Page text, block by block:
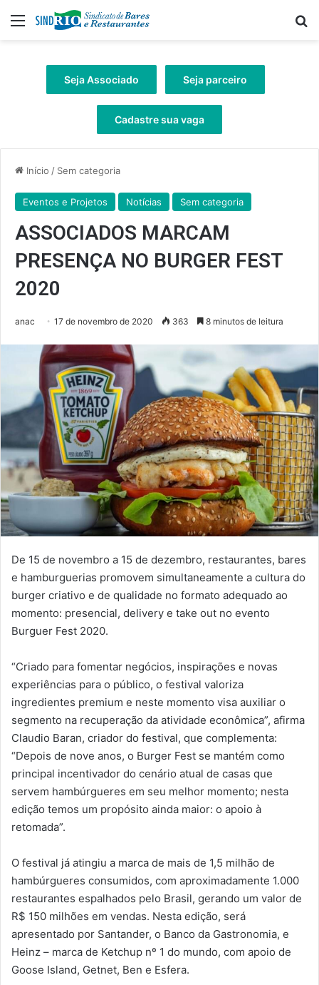
Menu
Seja Associado Seja parceiro
Cadastre sua vaga
Início / Sem categoria
Eventos e Projetos Notícias Sem categoria
ASSOCIADOS MARCAM
PRESENÇA NO BURGER FEST
2020
anac 17 de novembro de 2020 363 8 minutos de leitura
De 15 de novembro a 15 de dezembro, restaurantes, bares
e hamburguerias promovem simultaneamente a cultura do
burger criativo e de qualidade no formato adequado ao
momento: presencial, delivery e take out no evento
Burguer Fest 2020.
“Criado para fomentar negócios, inspirações e novas
experiências para o público, o festival valoriza
ingredientes premium e neste momento visa auxiliar o
segmento na recuperação da atividade econômica”, afirma
Claudio Baran, criador do festival, que complementa:
“Depois de nove anos, o Burger Fest se mantém como
principal incentivador do cenário atual de casas que
servem hambúrgueres em seu melhor momento; nesta
edição temos um propósito ainda maior: o apoio à
retomada”.
O festival já atingiu a marca de mais de 1,5 milhão de
hambúrgueres consumidos, com aproximadamente 1.000
restaurantes espalhados pelo Brasil, gerando um valor de
R$ 150 milhões em vendas. Nesta edição, será
apresentado por Santander, o Banco da Gastronomia, e
Heinz – marca de Ketchup nº 1 do mundo, com apoio de
Goose Island, Getnet, Ben e Esfera.